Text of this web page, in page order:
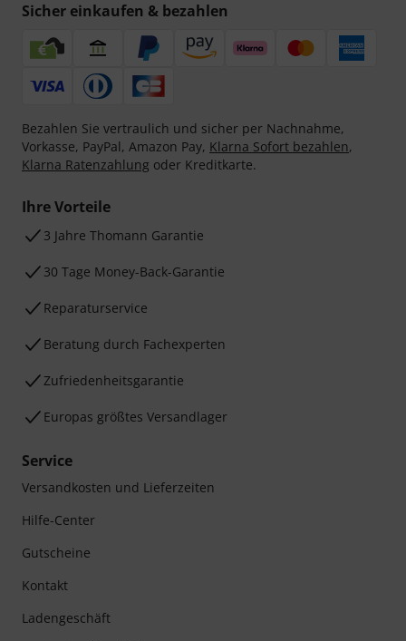
Sicher einkaufen & bezahlen
Bezahlen Sie vertraulich und sicher per Nachnahme,
Vorkasse, PayPal, Amazon Pay, Klarna Sofort bezahlen,
Klarna Ratenzahlung oder Kreditkarte.
Ihre Vorteile
3 Jahre Thomann Garantie
30 Tage Money-Back-Garantie
Reparaturservice
Beratung durch Fachexperten
Zufriedenheitsgarantie
Europas größtes Versandlager
Service
Versandkosten und Lieferzeiten
Hilfe-Center
Gutscheine
Kontakt
Ladengeschäft